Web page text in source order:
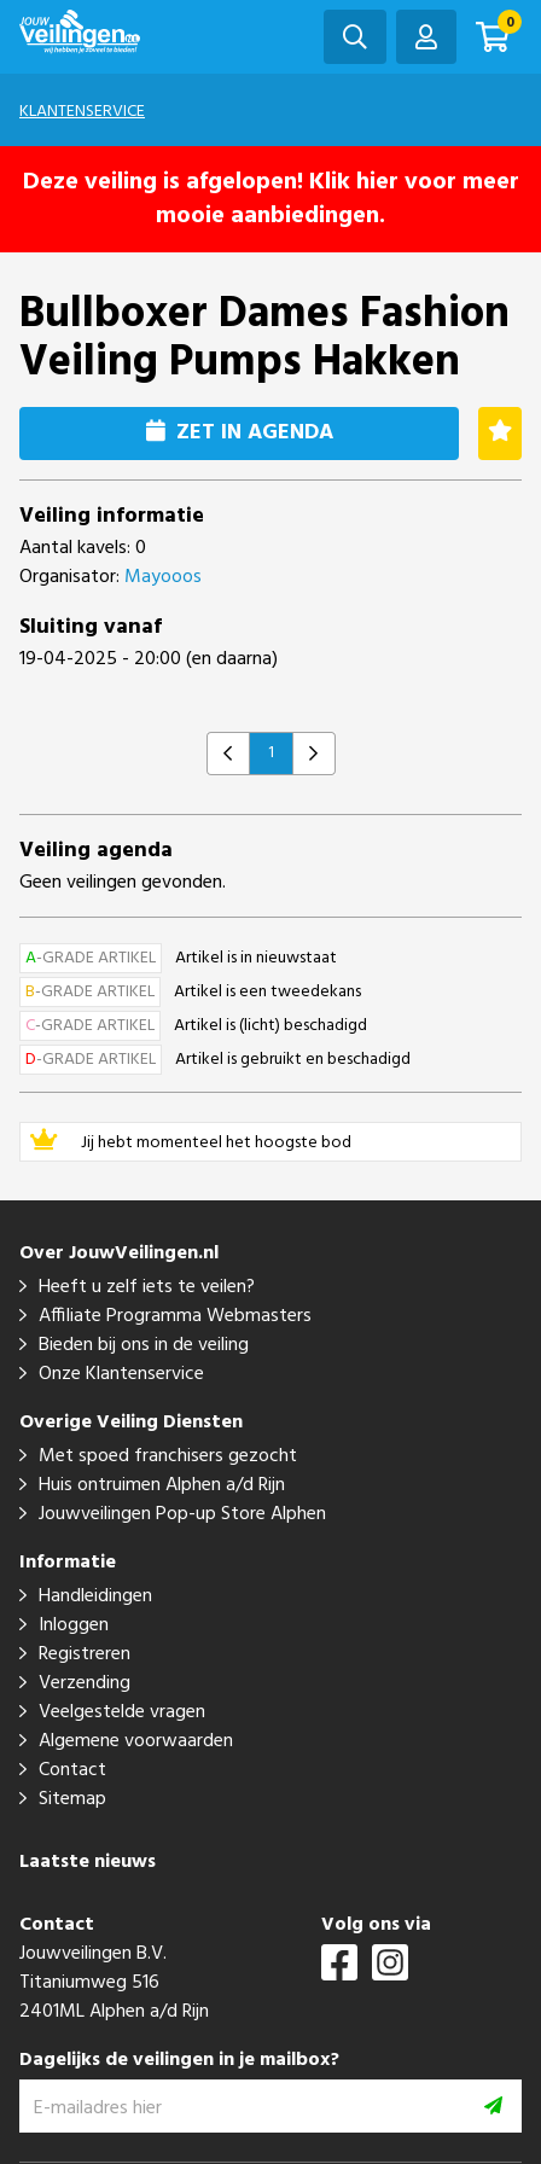
0
KLANTENSERVICE
Deze veiling is afgelopen! Klik hier voor meer
mooie aanbiedingen.
Bullboxer Dames Fashion
Veiling Pumps Hakken
ZET IN AGENDA
Veiling informatie
Aantal kavels: 0
Organisator: Mayooos
Sluiting vanaf
19-04-2025 - 20:00 (en daarna)
Previous
1 Next
Veiling agenda
Geen veilingen gevonden.
A-GRADE ARTIKEL
Artikel is in nieuwstaat
B-GRADE ARTIKEL
Artikel is een tweedekans
C-GRADE ARTIKEL
Artikel is (licht) beschadigd
D-GRADE ARTIKEL Artikel is gebruikt en beschadigd
Jij hebt momenteel het hoogste bod
Over JouwVeilingen.nl
Heeft u zelf iets te veilen?
Affiliate Programma Webmasters
Bieden bij ons in de veiling
Onze Klantenservice
Overige Veiling Diensten
Met spoed franchisers gezocht
Huis ontruimen Alphen a/d Rijn
Jouwveilingen Pop-up Store Alphen
Informatie
Handleidingen
Inloggen
Registreren
Verzending
Veelgestelde vragen
Algemene voorwaarden
Contact
Sitemap
Laatste nieuws
Contact
Jouwveilingen B.V.
Titaniumweg 516
2401ML Alphen a/d Rijn
Volg ons via
Dagelijks de veilingen in je mailbox?